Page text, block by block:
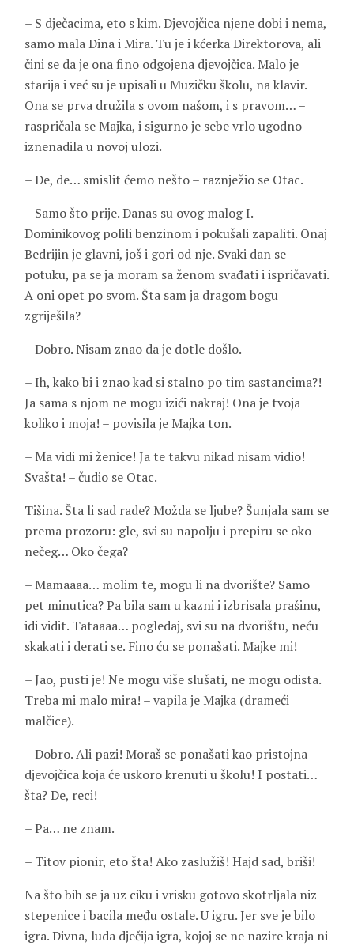
– S dječacima, eto s kim. Djevojčica njene dobi i nema,
samo mala Dina i Mira. Tu je i kćerka Direktorova, ali
čini se da je ona fino odgojena djevojčica. Malo je
starija i već su je upisali u Muzičku školu, na klavir.
Ona se prva družila s ovom našom, i s pravom… –
raspričala se Majka, i sigurno je sebe vrlo ugodno
iznenadila u novoj ulozi.
– De, de… smislit ćemo nešto – raznježio se Otac.
– Samo što prije. Danas su ovog malog I.
Dominikovog polili benzinom i pokušali zapaliti. Onaj
Bedrijin je glavni, još i gori od nje. Svaki dan se
potuku, pa se ja moram sa ženom svađati i ispričavati.
A oni opet po svom. Šta sam ja dragom bogu
zgriješila?
– Dobro. Nisam znao da je dotle došlo.
– Ih, kako bi i znao kad si stalno po tim sastancima?!
Ja sama s njom ne mogu izići nakraj! Ona je tvoja
koliko i moja! – povisila je Majka ton.
– Ma vidi mi ženice! Ja te takvu nikad nisam vidio!
Svašta! – čudio se Otac.
Tišina. Šta li sad rade? Možda se ljube? Šunjala sam se
prema prozoru: gle, svi su napolju i prepiru se oko
nečeg… Oko čega?
– Mamaaaa… molim te, mogu li na dvorište? Samo
pet minutica? Pa bila sam u kazni i izbrisala prašinu,
idi vidit. Tataaaa… pogledaj, svi su na dvorištu, neću
skakati i derati se. Fino ću se ponašati. Majke mi!
– Jao, pusti je! Ne mogu više slušati, ne mogu odista.
Treba mi malo mira! – vapila je Majka (drameći
malčice).
– Dobro. Ali pazi! Moraš se ponašati kao pristojna
djevojčica koja će uskoro krenuti u školu! I postati…
šta? De, reci!
– Pa… ne znam.
– Titov pionir, eto šta! Ako zaslužiš! Hajd sad, briši!
Na što bih se ja uz ciku i vrisku gotovo skotrljala niz
stepenice i bacila među ostale. U igru. Jer sve je bilo
igra. Divna, luda dječija igra, kojoj se ne nazire kraja ni